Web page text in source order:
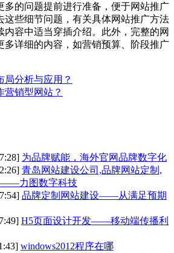
多的问题提前进行准备，便于网站推广
这些细节问题，有关具体网站推广方法
内容中适当穿插介绍。此外，完整的网
多详细的内容，如营销预算、阶段推广
局分析与应用？
营销型网站？
为品牌赋能，海外官网品牌数字化
青岛网站建设公司,品牌网站定制,
——力图数字科技
品牌定制网站建设——从满足预期
H5页面设计开发——移动端传播利
windows2012程序在哪